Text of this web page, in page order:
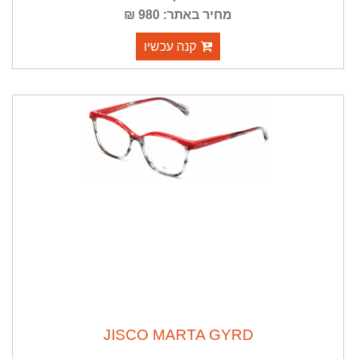
מחיר באתר: 980 ₪
קנה עכשיו
JISCO MARTA GYRD